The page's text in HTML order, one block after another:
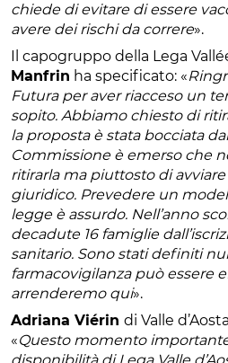
chiede di evitare di essere
avere dei rischi da correre».
Il capogruppo della Lega
Manfrin ha specificato: «
Futura per aver riacceso un
sopito. Abbiamo chiesto di
la proposta è stata bocciata
Commissione è emerso che
ritirarla ma piuttosto di
giuridico. Prevedere un
legge è assurdo. Nell’anno
decadute 16 famiglie
sanitario. Sono stati definiti
farmacovigilanza può essere
arrenderemo qui».
Adriana Viérin di Valle
«Questo momento